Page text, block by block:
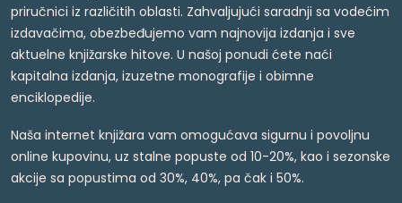
priručnici iz različitih oblasti. Zahvaljujući saradnji sa vodećim
izdavačima, obezbeđujemo vam najnovija izdanja i sve
aktuelne knjižarske hitove. U našoj ponudi ćete naći
kapitalna izdanja, izuzetne monografije i obimne
enciklopedije.
Naša internet knjižara vam omogućava sigurnu i povoljnu
online kupovinu, uz stalne popuste od 10-20%, kao i sezonske
akcije sa popustima od 30%, 40%, pa čak i 50%.